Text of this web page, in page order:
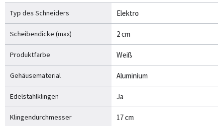
Typ des Schneiders Elektro
Scheibendicke (max) 2 cm
Produktfarbe Weiß
Gehäusematerial Aluminium
Edelstahlklingen Ja
Klingendurchmesser 17 cm